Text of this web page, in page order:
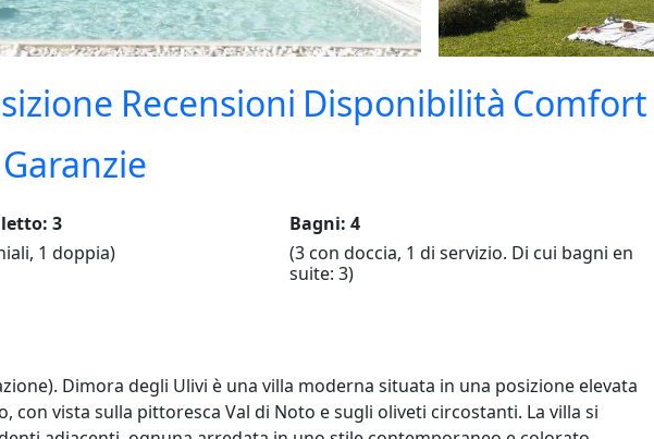
Recensioni Disponibilità Comfort
3
1 doppia)
Bagni: 4
(3 con doccia, 1 di servizio. Di cui bagni en
suite: 3)
Dimora degli Ulivi è una villa moderna situata in una posizione elevata
con vista sulla pittoresca Val di Noto e sugli oliveti circostanti. La villa si